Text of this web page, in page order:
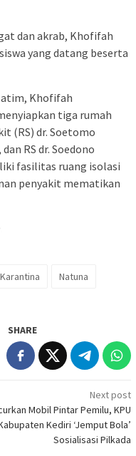
dan akrab, Khofifah
yang datang beserta
Khofifah
tiga rumah
(RS) dr. Soetomo
RS dr. Soedono
fasilitas ruang isolasi
penyakit mematikan
Natuna
SHARE
Next post
Mobil Pintar Pemilu, KPU
Kediri ‘Jemput Bola’
Sosialisasi Pilkada